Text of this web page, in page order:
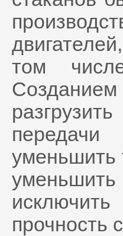
том
уменьшить
прочность